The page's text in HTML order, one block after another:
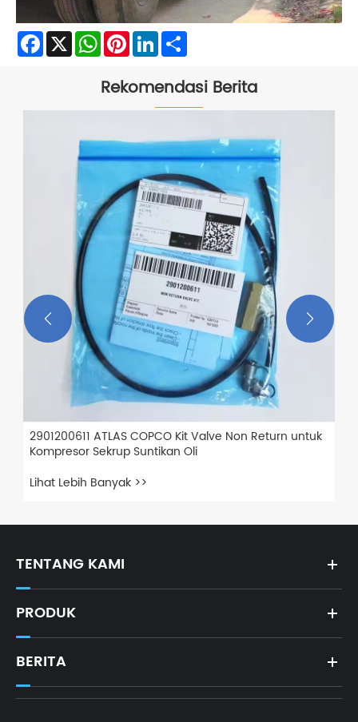
Facebook
X WhatsApp
Pinterest
LinkedIn
Rekomendasi Berita
2901200611 ATLAS COPCO Kit Valve Non Return untuk
Kompresor Sekrup Suntikan Oli
Lihat Lebih Banyak >>
 
TENTANG KAMI
PRODUK
BERITA